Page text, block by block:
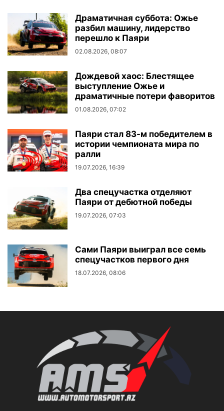
Драматичная суббота: Ожье
разбил машину, лидерство
перешло к Паяри
02.08.2026, 08:07
Дождевой хаос: Блестящее
выступление Ожье и
драматичные потери фаворитов
01.08.2026, 07:02
Паяри стал 83-м победителем в
истории чемпионата мира по
ралли
19.07.2026, 16:39
Два спецучастка отделяют
Паяри от дебютной победы
19.07.2026, 07:03
Сами Паяри выиграл все семь
спецучастков первого дня
18.07.2026, 08:06